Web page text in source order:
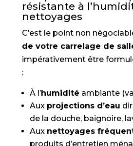
résistante à
nettoyages
C’est le point non
de votre carrelage de
impérativement être
:
À l’humidité ambiante
Aux projections d’eau
de la douche, baignoire,
Aux nettoyages
produits d’entretien